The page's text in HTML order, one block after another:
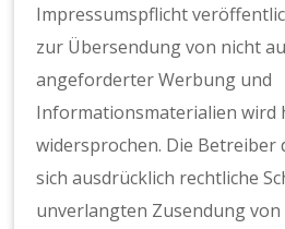
Impressumspflicht
zur Übersendung von nicht
angeforderter Werbung und
Informationsmaterialien wird
widersprochen. Die Betreiber
sich ausdrücklich rechtliche
unverlangten Zusendung von